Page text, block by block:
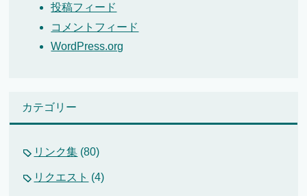
投稿フィード
コメントフィード
WordPress.org
カテゴリー
リンク集 (80)
リクエスト (4)